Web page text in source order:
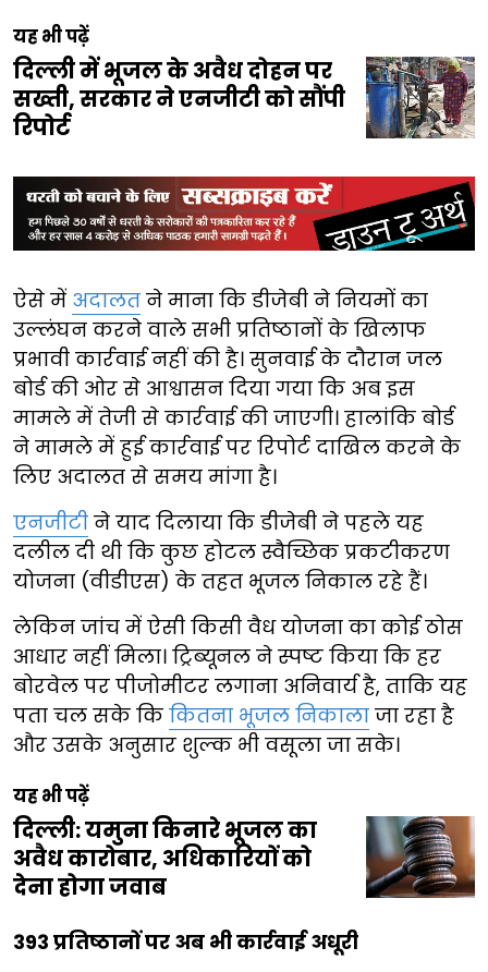
यह भी पढ़ें
दिल्ली में भूजल के अवैध दोहन पर
सख्ती, सरकार ने एनजीटी को सौंपी
रिपोर्ट
ऐसे में अदालत ने माना कि डीजेबी ने नियमों का
उल्लंघन करने वाले सभी प्रतिष्ठानों के खिलाफ
प्रभावी कार्रवाई नहीं की है। सुनवाई के दौरान जल
बोर्ड की ओर से आश्वासन दिया गया कि अब इस
मामले में तेजी से कार्रवाई की जाएगी। हालांकि बोर्ड
ने मामले में हुई कार्रवाई पर रिपोर्ट दाखिल करने के
लिए अदालत से समय मांगा है।
एनजीटी ने याद दिलाया कि डीजेबी ने पहले यह
दलील दी थी कि कुछ होटल स्वैच्छिक प्रकटीकरण
योजना (वीडीएस) के तहत भूजल निकाल रहे हैं।
लेकिन जांच में ऐसी किसी वैध योजना का कोई ठोस
आधार नहीं मिला। ट्रिब्यूनल ने स्पष्ट किया कि हर
बोरवेल पर पीजोमीटर लगाना अनिवार्य है, ताकि यह
पता चल सके कि कितना भूजल निकाला जा रहा है
और उसके अनुसार शुल्क भी वसूला जा सके।
यह भी पढ़ें
दिल्ली: यमुना किनारे भूजल का
अवैध कारोबार, अधिकारियों को
देना होगा जवाब
393 प्रतिष्ठानों पर अब भी कार्रवाई अधूरी